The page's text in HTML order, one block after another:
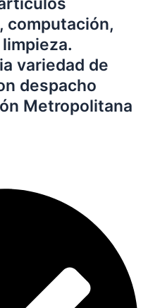
computación,
variedad de
despacho
Metropolitana